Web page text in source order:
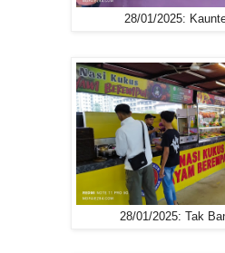
28/01/2025:
28/01/2025: Tak